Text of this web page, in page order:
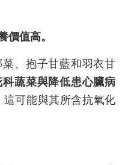
價值高。
、抱子甘藍和羽衣甘
科蔬菜與降低患心臟病
這可能與其所含抗氧化